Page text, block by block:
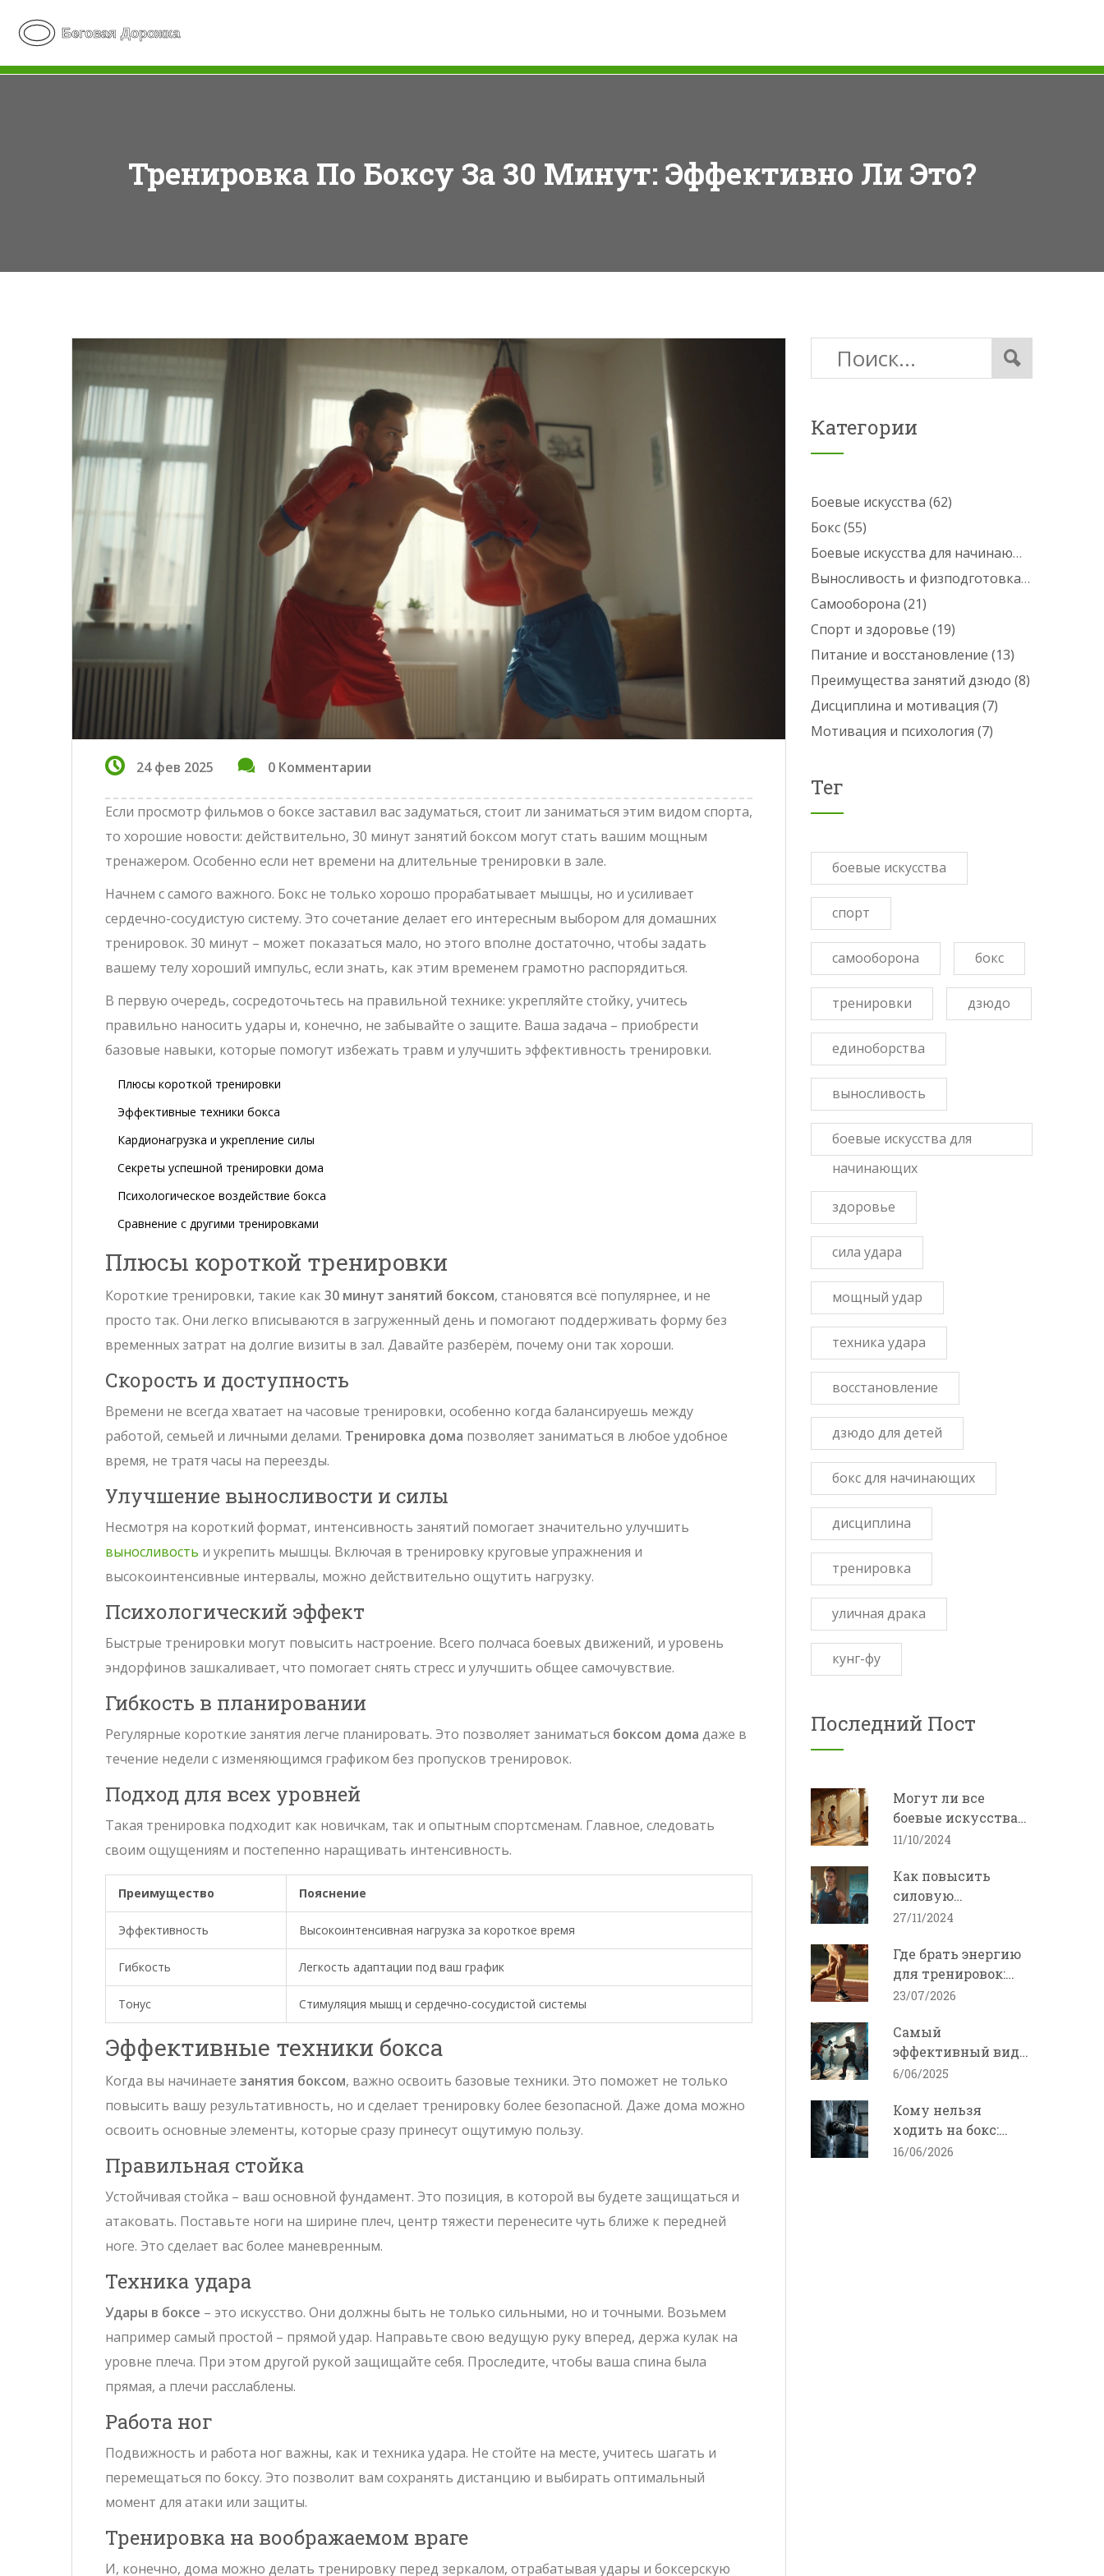
Тренировка По Боксу За 30 Минут: Эффективно Ли Это?
24 фев 2025 0 Комментарии
Если просмотр фильмов о боксе заставил вас задуматься, стоит ли заниматься этим видом спорта,
то хорошие новости: действительно, 30 минут занятий боксом могут стать вашим мощным
тренажером. Особенно если нет времени на длительные тренировки в зале.
Начнем с самого важного. Бокс не только хорошо прорабатывает мышцы, но и усиливает
сердечно-сосудистую систему. Это сочетание делает его интересным выбором для домашних
тренировок. 30 минут – может показаться мало, но этого вполне достаточно, чтобы задать
вашему телу хороший импульс, если знать, как этим временем грамотно распорядиться.
В первую очередь, сосредоточьтесь на правильной технике: укрепляйте стойку, учитесь
правильно наносить удары и, конечно, не забывайте о защите. Ваша задача – приобрести
базовые навыки, которые помогут избежать травм и улучшить эффективность тренировки.
Плюсы короткой тренировки
Эффективные техники бокса
Кардионагрузка и укрепление силы
Секреты успешной тренировки дома
Психологическое воздействие бокса
Сравнение с другими тренировками
Плюсы короткой тренировки
Короткие тренировки, такие как 30 минут занятий боксом, становятся всё популярнее, и не
просто так. Они легко вписываются в загруженный день и помогают поддерживать форму без
временных затрат на долгие визиты в зал. Давайте разберём, почему они так хороши.
Скорость и доступность
Времени не всегда хватает на часовые тренировки, особенно когда балансируешь между
работой, семьей и личными делами. Тренировка дома позволяет заниматься в любое удобное
время, не тратя часы на переезды.
Улучшение выносливости и силы
Несмотря на короткий формат, интенсивность занятий помогает значительно улучшить
выносливость и укрепить мышцы. Включая в тренировку круговые упражнения и
высокоинтенсивные интервалы, можно действительно ощутить нагрузку.
Психологический эффект
Быстрые тренировки могут повысить настроение. Всего полчаса боевых движений, и уровень
эндорфинов зашкаливает, что помогает снять стресс и улучшить общее самочувствие.
Гибкость в планировании
Регулярные короткие занятия легче планировать. Это позволяет заниматься боксом дома даже в
течение недели с изменяющимся графиком без пропусков тренировок.
Подход для всех уровней
Такая тренировка подходит как новичкам, так и опытным спортсменам. Главное, следовать
своим ощущениям и постепенно наращивать интенсивность.
Преимущество Пояснение
Эффективность Высокоинтенсивная нагрузка за короткое время
Гибкость Легкость адаптации под ваш график
Тонус Стимуляция мышц и сердечно-сосудистой системы
Эффективные техники бокса
Когда вы начинаете занятия боксом, важно освоить базовые техники. Это поможет не только
повысить вашу результативность, но и сделает тренировку более безопасной. Даже дома можно
освоить основные элементы, которые сразу принесут ощутимую пользу.
Правильная стойка
Устойчивая стойка – ваш основной фундамент. Это позиция, в которой вы будете защищаться и
атаковать. Поставьте ноги на ширине плеч, центр тяжести перенесите чуть ближе к передней
ноге. Это сделает вас более маневренным.
Техника удара
Удары в боксе – это искусство. Они должны быть не только сильными, но и точными. Возьмем
например самый простой – прямой удар. Направьте свою ведущую руку вперед, держа кулак на
уровне плеча. При этом другой рукой защищайте себя. Проследите, чтобы ваша спина была
прямая, а плечи расслаблены.
Работа ног
Подвижность и работа ног важны, как и техника удара. Не стойте на месте, учитесь шагать и
перемещаться по боксу. Это позволит вам сохранять дистанцию и выбирать оптимальный
момент для атаки или защиты.
Тренировка на воображаемом враге
И, конечно, дома можно делать тренировку перед зеркалом, отрабатывая удары и боксерскую
Категории
Боевые искусства (62)
Бокс(55)
Боевые искусства для начинающих
Выносливость и физподготовка(24)
Самооборона (21)
Спорт и здоровье (19)
Питание и восстановление (13)
Преимущества занятий дзюдо (8)
Дисциплина и мотивация (7)
Мотивация и психология (7)
Тег
боевые искусства
спорт
самооборона бокс
тренировки дзюдо
единоборства
выносливость
боевые искусства для
начинающих
здоровье
сила удара
мощный удар
техника удара
восстановление
дзюдо для детей
бокс для начинающих
дисциплина
тренировка
уличная драка
кунг-фу
Последний Пост
Могут ли все
боевые искусства
считаться
11/10/2024
Как повысить
силовую
выносливость для
27/11/2024
Где брать энергию
для тренировок:
питание, сон и
23/07/2026
Самый
эффективный вид
единоборств: что
6/06/2025
Кому нельзя
ходить на бокс:
противопоказания
16/06/2026